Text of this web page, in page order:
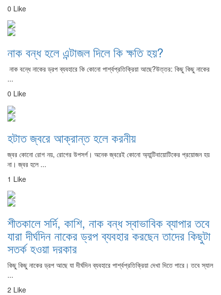
0 Like
নাক বন্ধ হলে এন্টাজল দিলে কি ক্ষতি হয়?
নাক বন্ধে নাকের ড্রপ ব্যবহারে কি কোনো পার্শ্বপ্রতিক্রিয়া আছে?উত্তর: কিছু কিছু নাকের
...
0 Like
হটাত জ্বরে আক্রান্ত হলে করনীয়
জ্বর কোনো রোগ নয়, রোগের উপসর্গ। অনেক জ্বরেই কোনো অ্যান্টিবায়োটিকের প্রয়োজন হয়
না। জ্বর হলে ...
1 Like
শীতকালে সর্দি, কাশি, নাক বন্ধ স্বাভাবিক ব্যাপার তবে
যারা দীর্ঘদিন নাকের ড্রপ ব্যবহার করছেন তাদের কিছুটা
সতর্ক হওয়া দরকার
কিছু কিছু নাকের ড্রপ আছে যা দীর্ঘদিন ব্যবহারে পার্শ্বপ্রতিক্রিয়া দেখা দিতে পারে। তবে স্যাল
...
2 Like